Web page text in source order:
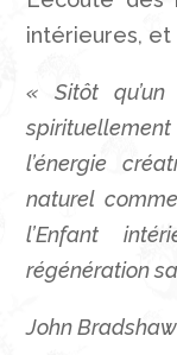
intérieures,
« Sitôt
l’énergie
naturel
l’Enfant
régénération
John Bradshaw